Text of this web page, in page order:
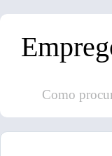
Como